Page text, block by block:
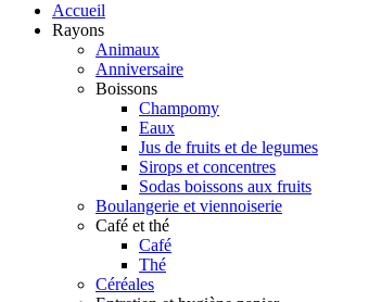
Accueil
Rayons
Animaux
Anniversaire
Boissons
Champomy
Eaux
Jus de fruits et de legumes
Sirops et concentres
Sodas boissons aux fruits
Boulangerie et viennoiserie
Café et thé
Café
Thé
Céréales